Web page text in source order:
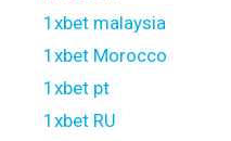
1xbet malaysia
1xbet Morocco
1xbet pt
1xbet RU